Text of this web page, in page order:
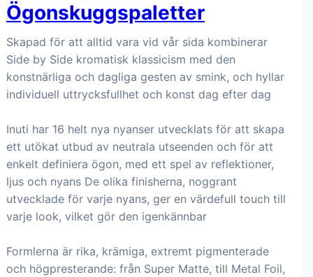
Ögonskuggspaletter
Skapad för att alltid vara vid vår sida kombinerar
Side by Side kromatisk klassicism med den
konstnärliga och dagliga gesten av smink, och hyllar
individuell uttrycksfullhet och konst dag efter dag
Inuti har 16 helt nya nyanser utvecklats för att skapa
ett utökat utbud av neutrala utseenden och för att
enkelt definiera ögon, med ett spel av reflektioner,
ljus och nyans De olika finisherna, noggrant
utvecklade för varje nyans, ger en värdefull touch till
varje look, vilket gör den igenkännbar
Formlerna är rika, krämiga, extremt pigmenterade
och högpresterande: från Super Matte, till Metal Foil,